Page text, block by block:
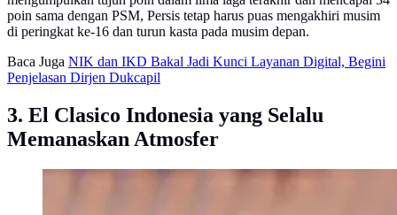
poin sama dengan PSM, Persis tetap harus puas mengakhiri musim
di peringkat ke-16 dan turun kasta pada musim depan.
Baca Juga NIK dan IKD Bakal Jadi Kunci Layanan Digital, Begini
Penjelasan Dirjen Dukcapil
3. El Clasico Indonesia yang Selalu
Memanaskan Atmosfer